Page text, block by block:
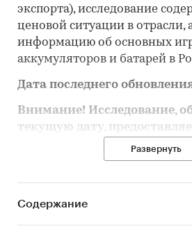
экспорта), исследование
ценовой ситуации в отрасли,
информацию об основных
аккумуляторов и батарей в
Дата последнего
Внимание! Исследование,
текущую дату,
Развернуть
Содержание